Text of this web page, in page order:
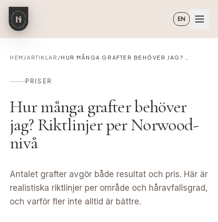
Hoppa till huvudinnehåll
EN
HEM /ARTIKLAR /
PRISER
Hur många grafter behöver
jag? Riktlinjer per Norwood-
nivå
Antalet grafter avgör både resultat och pris. Här är
realistiska riktlinjer per område och håravfallsgrad,
och varför fler inte alltid är bättre.